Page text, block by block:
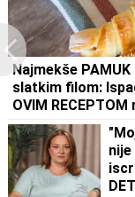
Najmekše
slatkim filom:
OVIM